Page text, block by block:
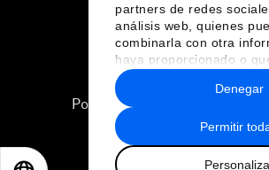
partners de redes
análisis web, quienes
combinarla con otra
haya proporcionado o
recopilado a partir del
hecho de sus servicios.
Permitir
Denegar
Política de privacidad y
Sitemap